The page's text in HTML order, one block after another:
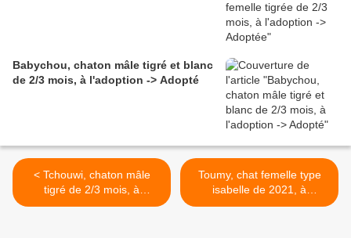
Babychou, chaton mâle tigré et blanc
de 2/3 mois, à l'adoption -> Adopté
< Tchouwi, chaton mâle
tigré de 2/3 mois, à
l'adoption -> adopté
Toumy, chat femelle type
isabelle de 2021, à
l'adoption -> adoptée >